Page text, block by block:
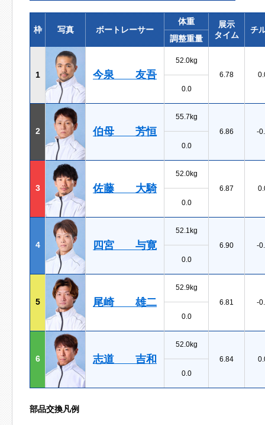
枠 写真 ボートレーサー
体重
展示
タイム
チ
調整重量
1 今泉 友吾
52.0kg
6.78
0.0
2 伯母 芳恒
55.7kg
6.86
-
0.0
3 佐藤 大騎
52.0kg
6.87
0.0
4 四宮 与寛
52.1kg
6.90
-
0.0
5 尾崎 雄二
52.9kg
6.81
-
0.0
6 志道 吉和
52.0kg
6.84
0.0
部品交換凡例